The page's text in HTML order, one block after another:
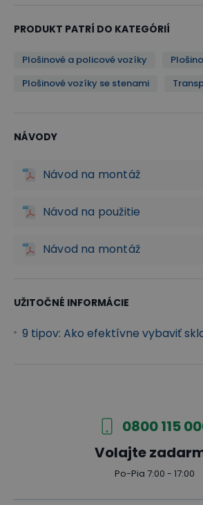
PRODUKT PATRÍ DO KATEGÓRIÍ
Plošinové a policové vozíky
Plošinové vozíky se stenami
NÁVODY
Návod na montáž
Návod na použitie
Návod na montáž
UŽITOČNÉ INFORMÁCIE
9 tipov: Ako efektívne vybaviť
0800 115
Volajte
Po-Pia 7:00 - 17:00